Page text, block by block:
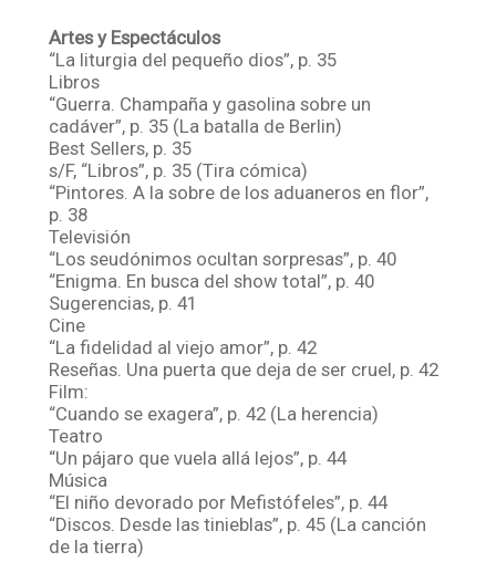
Artes y Espectáculos
“La liturgia del pequeño dios”, p. 35
Libros
“Guerra. Champaña y gasolina sobre un
cadáver”, p. 35 (La batalla de Berlin)
Best Sellers, p. 35
s/F, “Libros”, p. 35 (Tira cómica)
“Pintores. A la sobre de los aduaneros en flor”,
p. 38
Televisión
“Los seudónimos ocultan sorpresas”, p. 40
“Enigma. En busca del show total”, p. 40
Sugerencias, p. 41
Cine
“La fidelidad al viejo amor”, p. 42
Reseñas. Una puerta que deja de ser cruel, p. 42
Film:
“Cuando se exagera”, p. 42 (La herencia)
Teatro
“Un pájaro que vuela allá lejos”, p. 44
Música
“El niño devorado por Mefistófeles”, p. 44
“Discos. Desde las tinieblas”, p. 45 (La canción
de la tierra)